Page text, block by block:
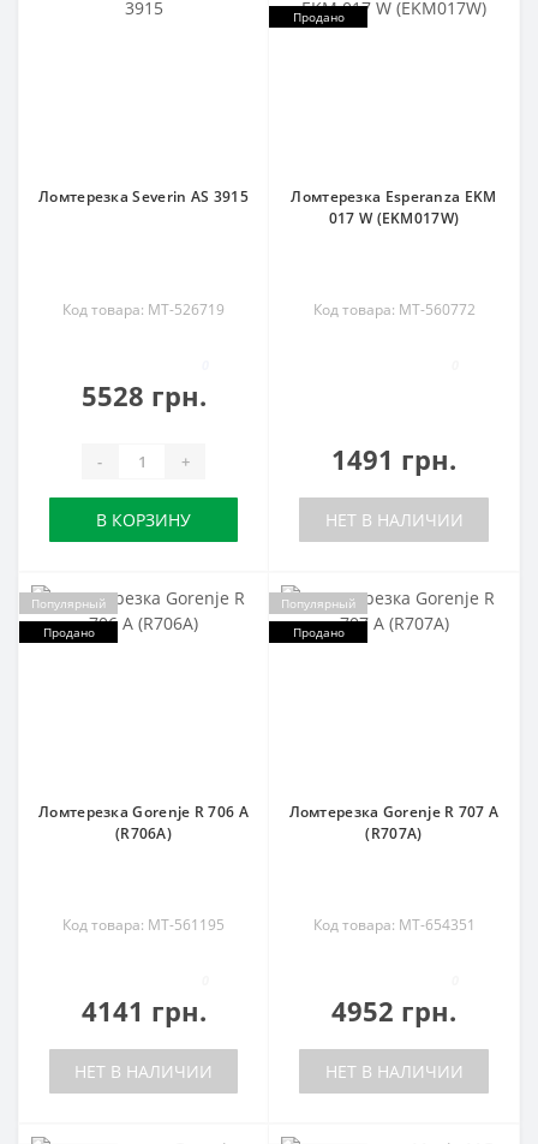
Ломтерезка Severin AS 3915
Код товара: MT-526719
5528 грн.
- +
В КОРЗИНУ
Продано
Ломтерезка Esperanza EKM
017 W (EKM017W)
Код товара: MT-560772
1491 грн.
НЕТ В НАЛИЧИИ
Популярный
Продано
Ломтерезка Gorenje R 706 A
(R706A)
Код товара: MT-561195
4141 грн.
НЕТ В НАЛИЧИИ
Популярный
Продано
Ломтерезка Gorenje R 707 A
(R707A)
Код товара: MT-654351
4952 грн.
НЕТ В НАЛИЧИИ